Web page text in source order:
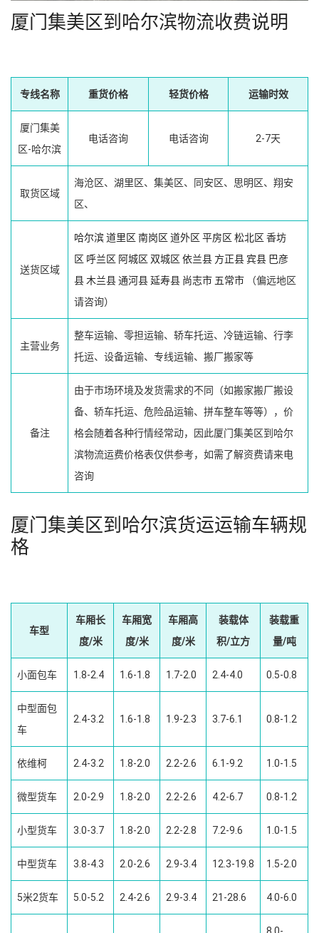
厦门集美区到哈尔滨物流收费说明
专线名称 重货价格 轻货价格 运输时效
厦门集美
区-哈尔滨
电话咨询 电话咨询 2-7天
取货区域
海沧区、湖里区、集美区、同安区、思明区、翔安
区、
送货区域
哈尔滨道里区 南岗区 道外区 平房区 松北区 香坊
区 呼兰区 阿城区 双城区 依兰县 方正县宾县 巴彦
县木兰县通河县延寿县 尚志市 五常市 （偏远地区
请咨询）
主营业务
整车运输、零担运输、轿车托运、冷链运输、行李
托运、设备运输、专线运输、搬厂搬家等
备注
由于市场环境及发货需求的不同（如搬家搬厂搬设
备、轿车托运、危险品运输、拼车整车等等），价
格会随着各种行情经常动，因此厦门集美区到哈尔
滨物流运费价格表仅供参考，如需了解资费请来电
咨询
厦门集美区到哈尔滨货运运输车辆规
格
车型
车厢长
度/米
车厢宽
度/米
车厢高
度/米
装载体
积/立方
装载重
量/吨
小面包车 1.8-2.4 1.6-1.8 1.7-2.0 2.4-4.0 0.5-0.8
中型面包
车
2.4-3.2 1.6-1.8 1.9-2.3 3.7-6.1 0.8-1.2
依维柯 2.4-3.2 1.8-2.0 2.2-2.6 6.1-9.2 1.0-1.5
微型货车 2.0-2.9 1.8-2.0 2.2-2.6 4.2-6.7 0.8-1.2
小型货车 3.0-3.7 1.8-2.0 2.2-2.8 7.2-9.6 1.0-1.5
中型货车 3.8-4.3 2.0-2.6 2.9-3.4 12.3-19.8 1.5-2.0
5米2货车 5.0-5.2 2.4-2.6 2.9-3.4 21-28.6 4.0-6.0